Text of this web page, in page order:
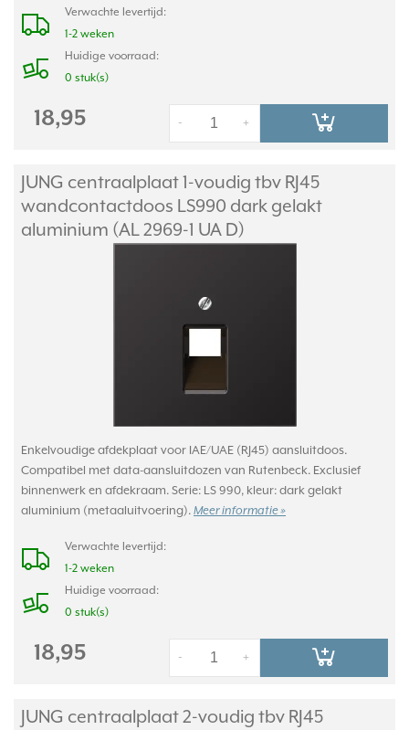
Verwachte levertijd:
1-2 weken
Huidige voorraad:
0 stuk(s)
18,95 +
-
JUNG centraalplaat 1-voudig tbv RJ45
wandcontactdoos LS990 dark gelakt
aluminium (AL 2969-1 UA D)
Enkelvoudige afdekplaat voor IAE/UAE (RJ45) aansluitdoos.
Compatibel met data-aansluitdozen van Rutenbeck. Exclusief
binnenwerk en afdekraam. Serie: LS 990, kleur: dark gelakt
aluminium (metaaluitvoering). Meer informatie »
Verwachte levertijd:
1-2 weken
Huidige voorraad:
0 stuk(s)
18,95 +
-
JUNG centraalplaat 2-voudig tbv RJ45